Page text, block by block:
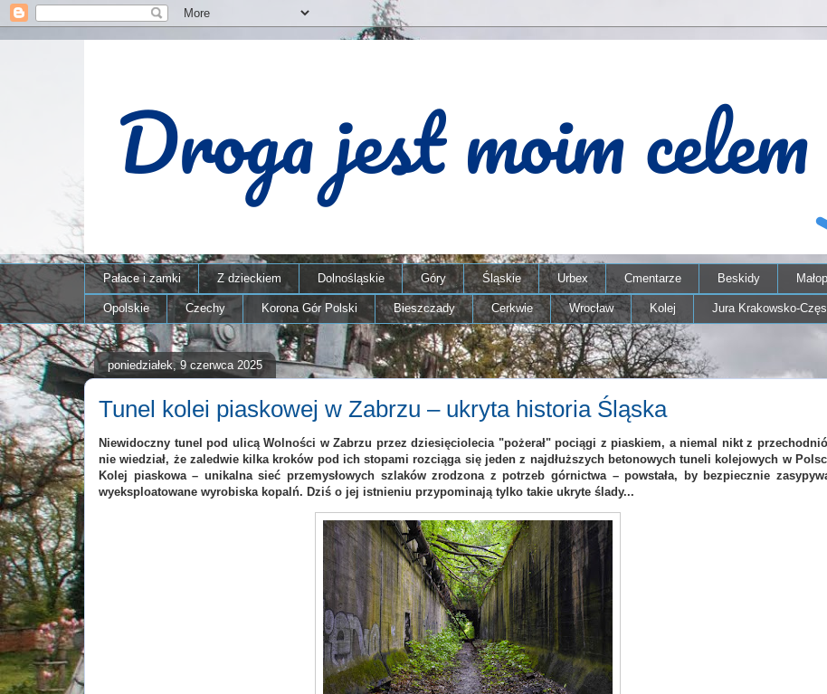
Pałace i zamki Z dzieckiem Dolnośląskie Góry Śląskie Urbex Cmentarze Beskidy
Opolskie Czechy Korona Gór Polski Bieszczady Cerkwie Wrocław Kolej Jura Krakowsko-
poniedziałek, 9 czerwca 2025
Tunel kolei piaskowej w Zabrzu – ukryta historia Śląska
Niewidoczny tunel pod ulicą Wolności w Zabrzu przez dziesięciolecia "pożerał" pociągi z piaskiem, a niemal nikt z
nie wiedział, że zaledwie kilka kroków pod ich stopami rozciąga się jeden z najdłuższych betonowych tuneli kolejowych w
Kolej piaskowa – unikalna sieć przemysłowych szlaków zrodzona z potrzeb górnictwa – powstała, by bezpiecznie
wyeksploatowane wyrobiska kopalń. Dziś o jej istnieniu przypominają tylko takie ukryte ślady...